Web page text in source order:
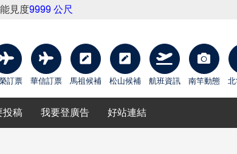
能見度9999 公尺
訂票 華信訂票 馬祖候補 松山候補 航班資訊 南竿動態
投稿 我要登廣告 好站連結